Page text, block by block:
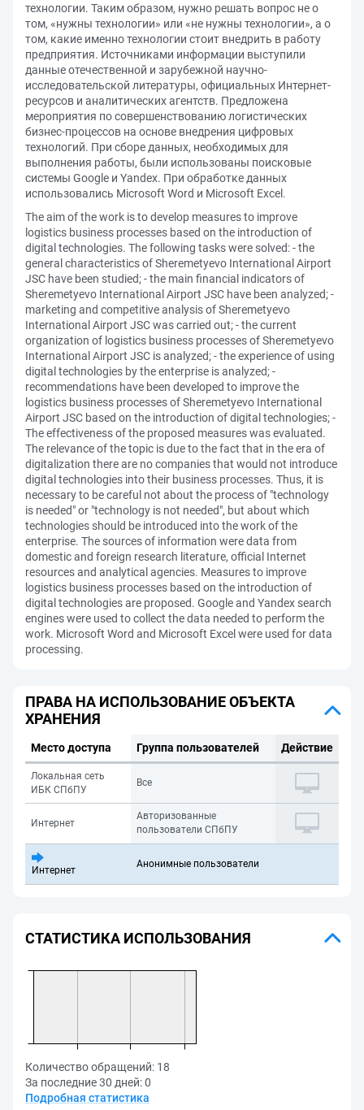
технологии. Таким образом, нужно решать вопрос не о
том, «нужны технологии» или «не нужны технологии», а о
том, какие именно технологии стоит внедрить в работу
предприятия. Источниками информации выступили
данные отечественной и зарубежной научно-
исследовательской литературы, официальных Интернет-
ресурсов и аналитических агентств. Предложена
мероприятия по совершенствованию логистических
бизнес-процессов на основе внедрения цифровых
технологий. При сборе данных, необходимых для
выполнения работы, были использованы поисковые
системы Google и Yandex. При обработке данных
использовались Microsoft Word и Microsoft Excel.
The aim of the work is to develop measures to improve
logistics business processes based on the introduction of
digital technologies. The following tasks were solved: - the
general characteristics of Sheremetyevo International Airport
JSC have been studied; - the main financial indicators of
Sheremetyevo International Airport JSC have been analyzed; -
marketing and competitive analysis of Sheremetyevo
International Airport JSC was carried out; - the current
organization of logistics business processes of Sheremetyevo
International Airport JSC is analyzed; - the experience of using
digital technologies by the enterprise is analyzed; -
recommendations have been developed to improve the
logistics business processes of Sheremetyevo International
Airport JSC based on the introduction of digital technologies; -
The effectiveness of the proposed measures was evaluated.
The relevance of the topic is due to the fact that in the era of
digitalization there are no companies that would not introduce
digital technologies into their business processes. Thus, it is
necessary to be careful not about the process of "technology
is needed" or "technology is not needed", but about which
technologies should be introduced into the work of the
enterprise. The sources of information were data from
domestic and foreign research literature, official Internet
resources and analytical agencies. Measures to improve
logistics business processes based on the introduction of
digital technologies are proposed. Google and Yandex search
engines were used to collect the data needed to perform the
work. Microsoft Word and Microsoft Excel were used for data
processing.
ПРАВА НА ИСПОЛЬЗОВАНИЕ ОБЪЕКТА
ХРАНЕНИЯ
Место доступа Группа пользователей Действие
Локальная сеть
ИБК СПбПУ
Все
Интернет
Авторизованные
пользователи СПбПУ
Интернет
Анонимные пользователи
СТАТИСТИКА ИСПОЛЬЗОВАНИЯ
Количество обращений: 18
За последние 30 дней:0
Подробная статистика